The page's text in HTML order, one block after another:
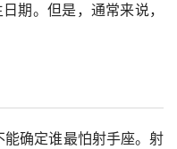
期。但是，通常来说，
确定谁最怕射手座。射